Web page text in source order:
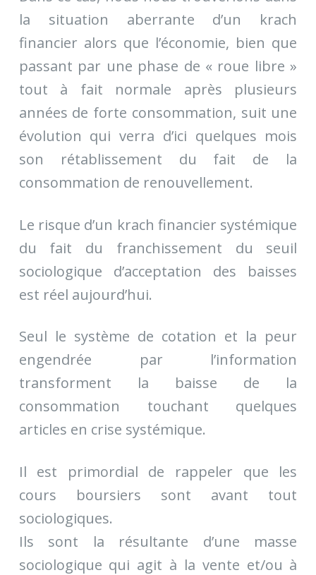
la situation aberrante d’un krach
financier alors que l’économie, bien que
passant par une phase de « roue libre »
tout à fait normale après plusieurs
années de forte consommation, suit une
évolution qui verra d’ici quelques mois
son rétablissement du fait de la
consommation de renouvellement.
Le risque d’un krach financier systémique
du fait du franchissement du seuil
sociologique d’acceptation des baisses
est réel aujourd’hui.
Seul le système de cotation et la peur
engendrée par l’information
transforment la baisse de la
consommation touchant quelques
articles en crise systémique.
Il est primordial de rappeler que les
cours boursiers sont avant tout
sociologiques.
Ils sont la résultante d’une masse
sociologique qui agit à la vente et/ou à